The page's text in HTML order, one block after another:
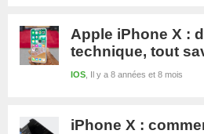
Apple iPhone X :
technique, tout
Il y a 8 années et 8 mois
IOS
iPhone X :